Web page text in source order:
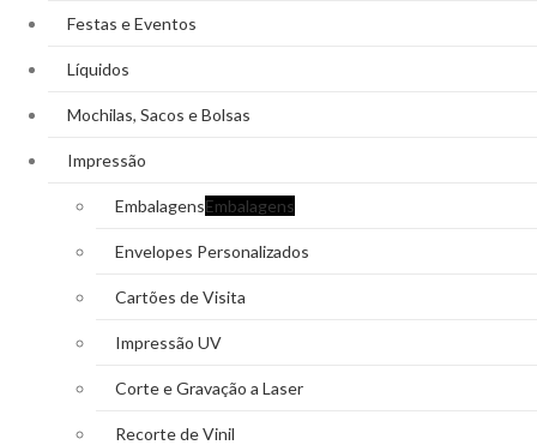
Festas e Eventos
Líquidos
Mochilas, Sacos e Bolsas
Impressão
EmbalagensEmbalagens
Envelopes Personalizados
Cartões de Visita
Impressão UV
Corte e Gravação a Laser
Recorte de Vinil